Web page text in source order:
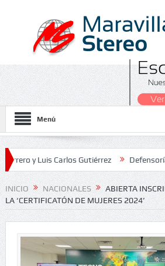
Menú
Carlos Gutiérrez Defensoría
Nacionales 2026
INICIO NACIONALES
ABIERTA
LA ‘CERTIFICATÓN DE MUJERES 2024’